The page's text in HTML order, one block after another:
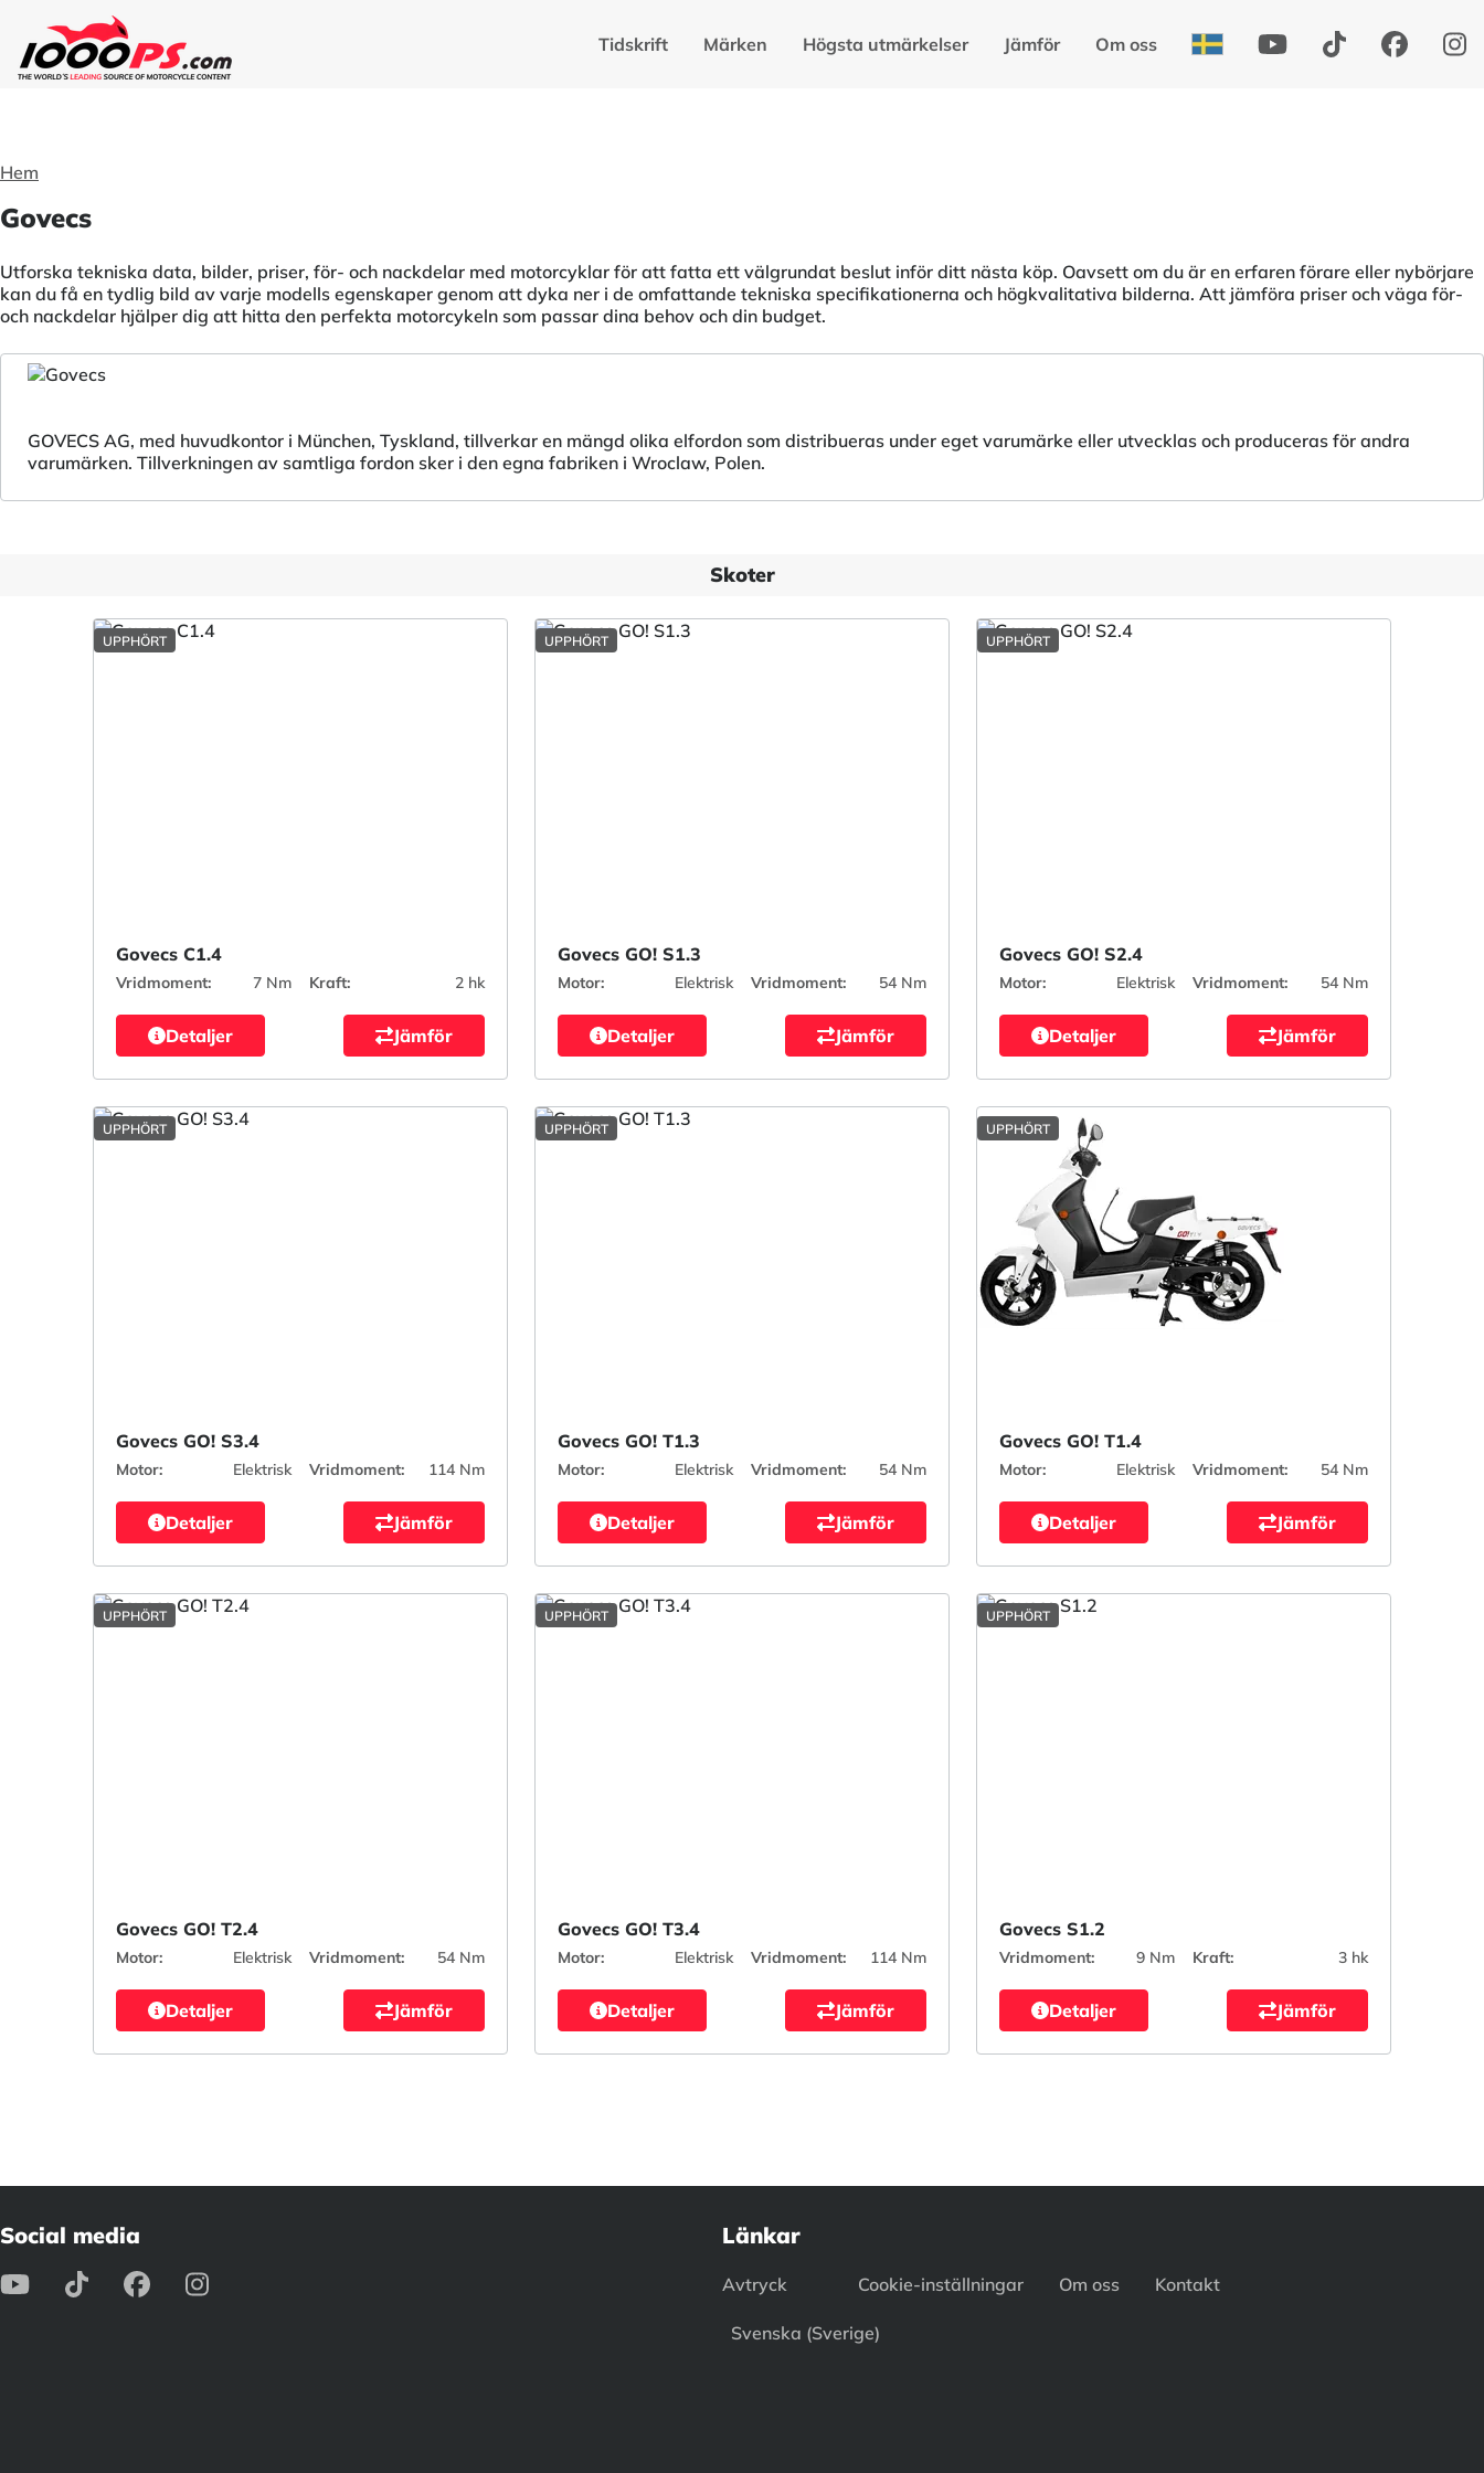
Tidskrift Märken Högsta utmärkelser Jämför Om oss
Hem
Govecs
Utforska tekniska data, bilder, priser, för- och nackdelar med motorcyklar för att fatta ett välgrundat beslut inför ditt nästa köp. Oavsett om du är en erfaren förare eller nybörjare
kan du få en tydlig bild av varje modells egenskaper genom att dyka ner i de omfattande tekniska specifikationerna och högkvalitativa bilderna. Att jämföra priser och väga för-
och nackdelar hjälper dig att hitta den perfekta motorcykeln som passar dina behov och din budget.
GOVECS AG, med huvudkontor i München, Tyskland, tillverkar en mängd olika elfordon som distribueras under eget varumärke eller utvecklas och produceras för andra
varumärken. Tillverkningen av samtliga fordon sker i den egna fabriken i Wroclaw, Polen.
Skoter
UPPHÖRT
Govecs C1.4
Vridmoment: 7 Nm Kraft: 2 hk
Detaljer Jämför
UPPHÖRT
Govecs GO! S1.3
Motor: Elektrisk Vridmoment: 54 Nm
Detaljer Jämför
UPPHÖRT
Govecs GO! S2.4
Motor: Elektrisk Vridmoment: 54 Nm
Detaljer Jämför
UPPHÖRT
Govecs GO! S3.4
Motor: Elektrisk Vridmoment: 114 Nm
Detaljer Jämför
UPPHÖRT
Govecs GO! T1.3
Motor: Elektrisk Vridmoment: 54 Nm
Detaljer Jämför
UPPHÖRT
Govecs GO! T1.4
Motor: Elektrisk Vridmoment: 54 Nm
Detaljer Jämför
UPPHÖRT
Govecs GO! T2.4
Motor: Elektrisk Vridmoment: 54 Nm
Detaljer Jämför
UPPHÖRT
Govecs GO! T3.4
Motor: Elektrisk Vridmoment: 114 Nm
Detaljer Jämför
UPPHÖRT
Govecs S1.2
Vridmoment: 9 Nm Kraft: 3 hk
Detaljer Jämför
Social media Länkar
Avtryck Cookie-inställningar Om oss Kontakt
Svenska (Sverige)